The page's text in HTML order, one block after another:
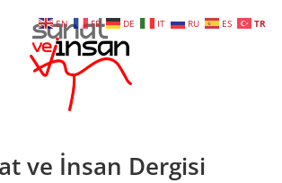
ve İnsan Dergisi
EN FR DE IT RU ES TR